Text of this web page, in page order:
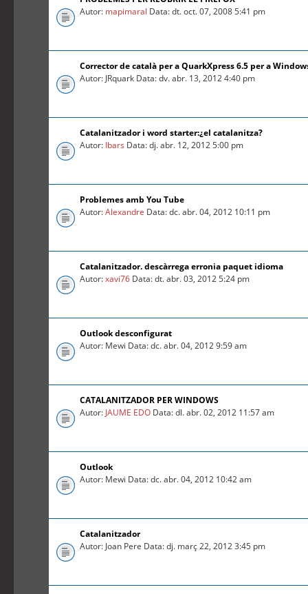
Autor: mapimaral Data: dt. oct. 07, 2008 5:41 pm
Corrector de català per a QuarkXpress 6.5 per a
Autor: JRquark Data: dv. abr. 13, 2012 4:40 pm
Catalanitzador i word starter:¿el catalanitza?
Autor: Ibars Data: dj. abr. 12, 2012 5:00 pm
Problemes amb You Tube
Autor:Alexandre Data: dc. abr. 04, 2012 10:11 pm
Catalanitzador. descàrrega erronia paquet idioma
Autor:xavi76 Data: dt. abr. 03, 2012 5:24 pm
Outlook desconfigurat
Autor: Mewi Data: dc. abr. 04, 2012 9:59 am
CATALANITZADOR PER WINDOWS
Autor: JAUME EDO Data: dl. abr. 02, 2012 11:57 am
Outlook
Autor: Mewi Data: dc. abr. 04, 2012 10:42 am
Catalanitzador
Autor: Joan Pere Data: dj. març 22, 2012 3:45 pm